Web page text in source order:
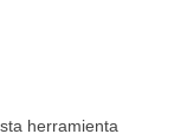
herramienta